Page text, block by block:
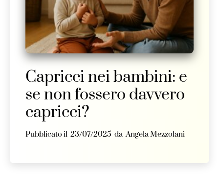
Capricci nei bambini: e
se non fossero davvero
capricci?
Pubblicato il 23/07/2025 da Angela Mezzolani